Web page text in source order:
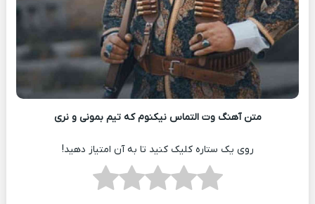
متن آهنگ وت التماس نیکنوم که تیم بمونی و نری
روی یک ستاره کلیک کنید تا به آن امتیاز دهید!